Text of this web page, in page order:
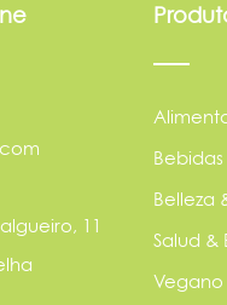
11
Bebidas
Belleza
Salud &
Vegano